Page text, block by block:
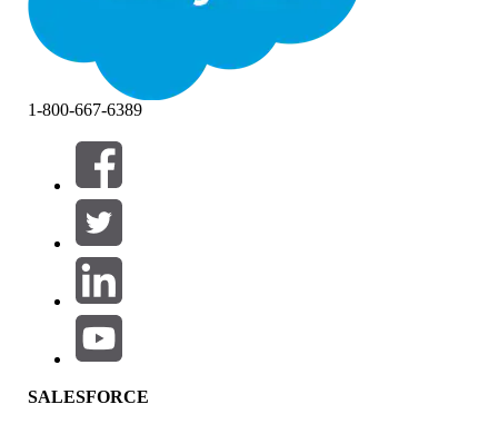
Filtros (0)
SELECCIONAR FILTROS
Área de productos
Repercusión de función
1-800-667-6389
SALESFORCE